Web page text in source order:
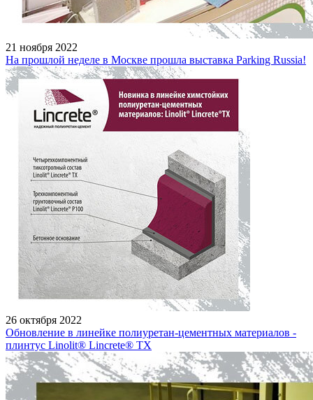
21 ноября 2022
На прошлой неделе в Москве прошла выставка Parking Russia!
26 октября 2022
Обновление в линейке полиуретан-цементных материалов -
плинтус Linolit® Lincrete® ТХ